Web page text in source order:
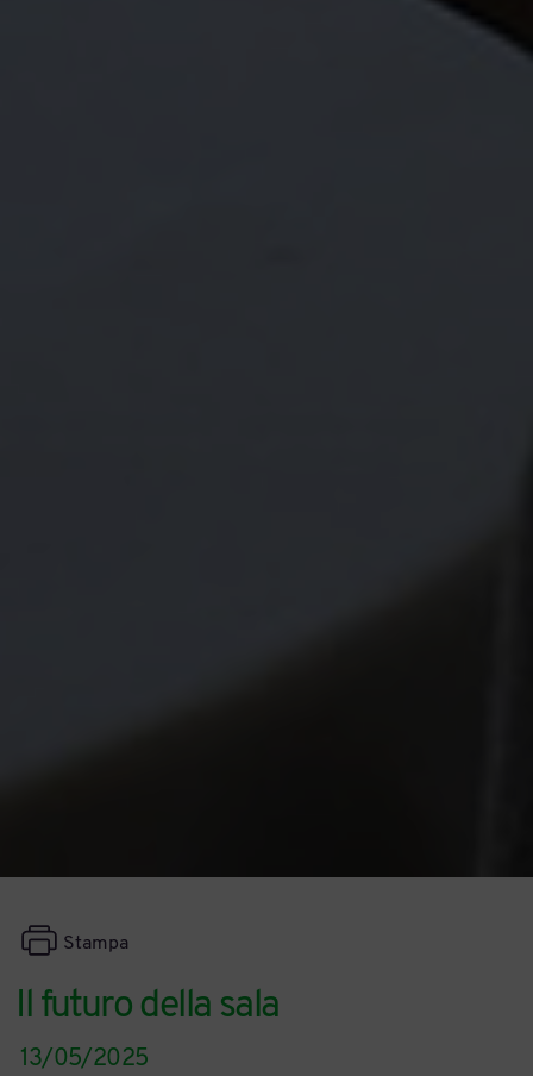
Il futuro della sala
Stampa
13/05/2025